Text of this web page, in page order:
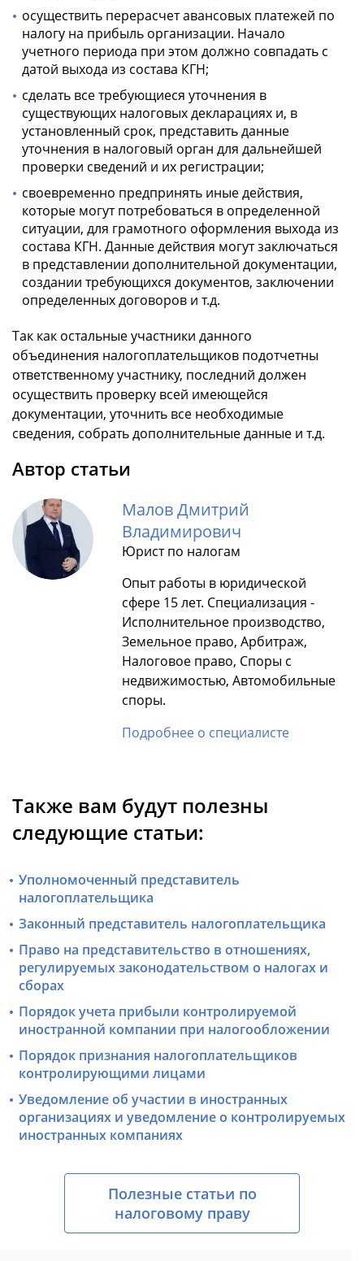
осуществить перерасчет авансовых платежей по
налогу на прибыль организации. Начало
учетного периода при этом должно совпадать с
датой выхода из состава КГН;
сделать все требующиеся уточнения в
существующих налоговых декларациях и, в
установленный срок, представить данные
уточнения в налоговый орган для дальнейшей
проверки сведений и их регистрации;
своевременно предпринять иные действия,
которые могут потребоваться в определенной
ситуации, для грамотного оформления выхода из
состава КГН. Данные действия могут заключаться
в представлении дополнительной документации,
создании требующихся документов, заключении
определенных договоров и т.д.
Так как остальные участники данного
объединения налогоплательщиков подотчетны
ответственному участнику, последний должен
осуществить проверку всей имеющейся
документации, уточнить все необходимые
сведения, собрать дополнительные данные и т.д.
Автор статьи
Малов Дмитрий
Владимирович
Юрист по налогам
Опыт работы в юридической
сфере 15 лет. Специализация -
Исполнительное производство,
Земельное право, Арбитраж,
Налоговое право, Споры с
недвижимостью, Автомобильные
споры.
Подробнее о специалисте
Также вам будут полезны
следующие статьи:
Уполномоченный представитель
налогоплательщика
Законный представитель налогоплательщика
Право на представительство в отношениях,
регулируемых законодательством о налогах и
сборах
Порядок учета прибыли контролируемой
иностранной компании при налогообложении
Порядок признания налогоплательщиков
контролирующими лицами
Уведомление об участии в иностранных
организациях и уведомление о контролируемых
иностранных компаниях
Полезные статьи по
налоговому праву